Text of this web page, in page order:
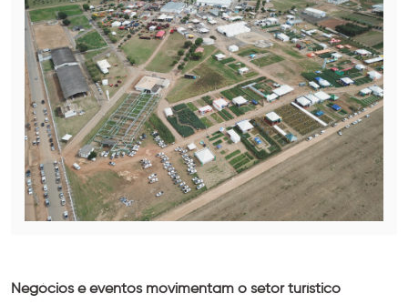
Negócios e eventos movimentam o setor turístico